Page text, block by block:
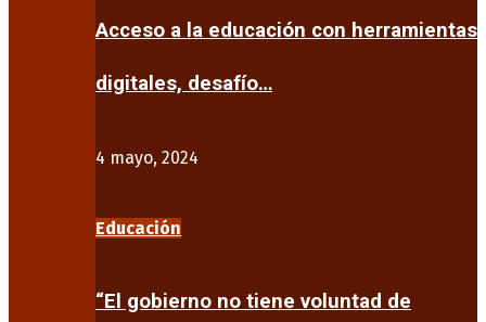
Acceso a la educación con herramientas
digitales, desafío…
4 mayo, 2024
Educación
“El gobierno no tiene voluntad de